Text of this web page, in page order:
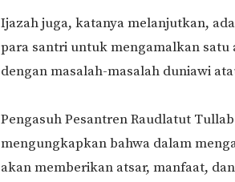
Ijazah juga, katanya melanjutkan,
para santri untuk mengamalkan
dengan masalah-masalah duniawi
Pengasuh Pesantren Raudlatut
mengungkapkan bahwa dalam
akan memberikan atsar, manfaat,